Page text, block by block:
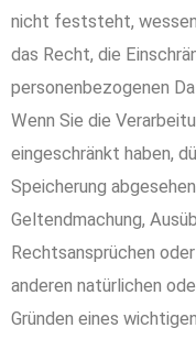
nicht feststeht,
das Recht, die
personenbezogenen
Wenn Sie die
eingeschränkt haben,
Speicherung
Geltendmachung,
Rechtsansprüchen
anderen natürlichen
Gründen eines